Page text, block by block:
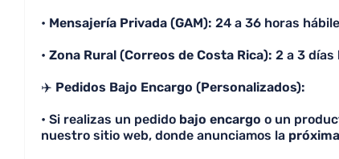
• Mensajería Privada (GAM): 24 a 36 horas
• Zona Rural (Correos de Costa Rica): 2 a 3 días
✈️ Pedidos Bajo Encargo (Personalizados):
• Si realizas un pedido bajo encargo o un
nuestro sitio web, donde anunciamos la